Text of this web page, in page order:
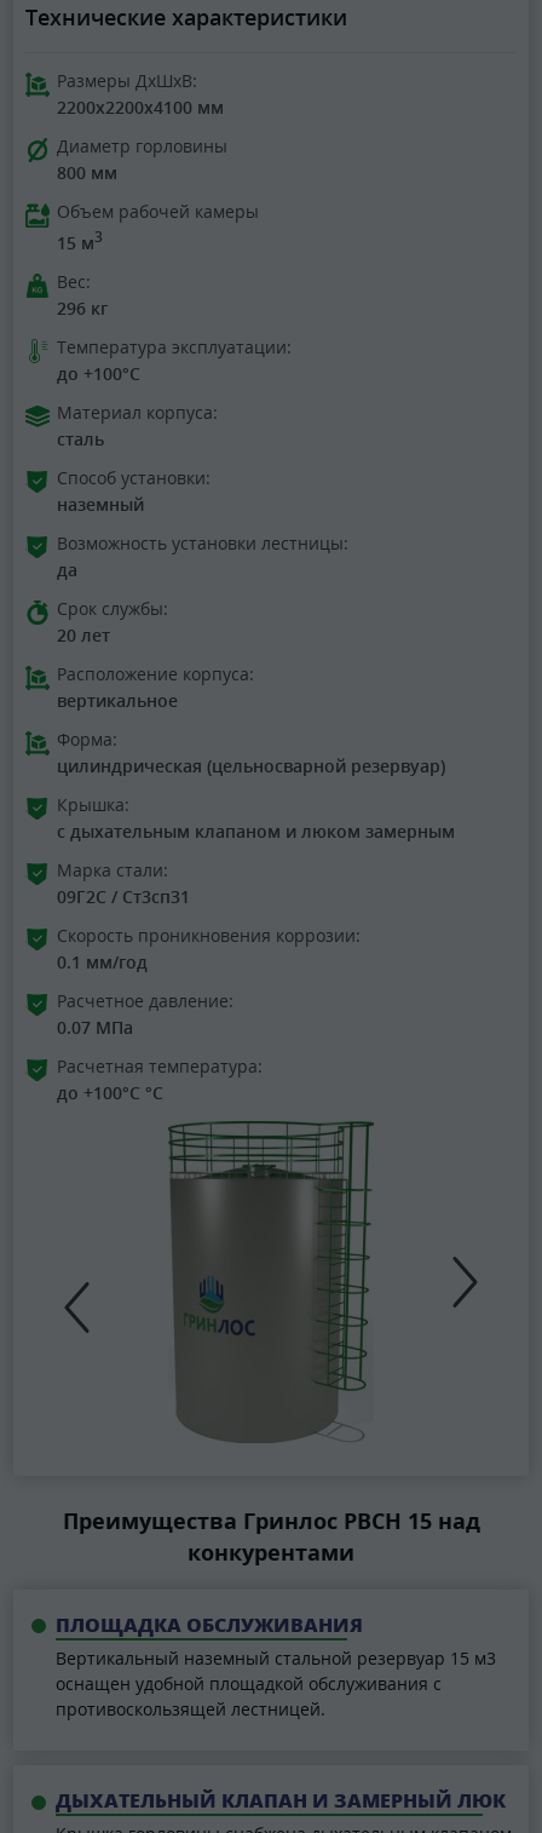
Технические характеристики
Размеры ДхШхВ:
2200x2200x4100 мм
Диаметр горловины
800 мм
Объем рабочей камеры
15 м3
Вес:
296 кг
Температура эксплуатации:
до +100°C
Материал корпуса:
сталь
Способ установки:
наземный
Возможность установки лестницы:
да
Срок службы:
20 лет
Расположение корпуса:
вертикальное
Форма:
цилиндрическая (цельносварной резервуар)
Крышка:
с дыхательным клапаном и люком замерным
Марка стали:
09Г2С / Ст3сп31
Скорость проникновения коррозии:
0.1 мм/год
Расчетное давление:
0.07 МПа
Расчетная температура:
до +100°C °C
Преимущества Гринлос РВСН 15 над
конкурентами
ПЛОЩАДКА ОБСЛУЖИВАНИЯ
Вертикальный наземный стальной резервуар 15 м3
оснащен удобной площадкой обслуживания с
противоскользящей лестницей.
ДЫХАТЕЛЬНЫЙ КЛАПАН И ЗАМЕРНЫЙ ЛЮК